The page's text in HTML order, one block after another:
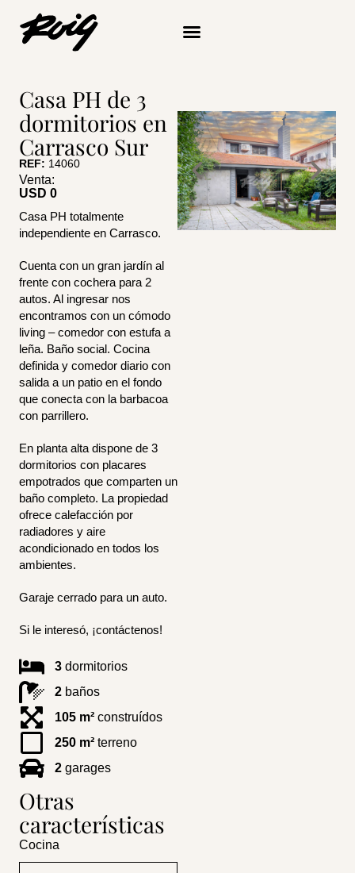
contenido
Casa PH de 3
dormitorios en
Carrasco Sur
REF: 14060
Venta:
USD 0
Casa PH totalmente
independiente en Carrasco.
Cuenta con un gran jardín al
frente con cochera para 2
autos. Al ingresar nos
encontramos con un cómodo
living – comedor con estufa a
leña. Baño social. Cocina
definida y comedor diario con
salida a un patio en el fondo
que conecta con la barbacoa
con parrillero.
En planta alta dispone de 3
dormitorios con placares
empotrados que comparten un
baño completo. La propiedad
ofrece calefacción por
radiadores y aire
acondicionado en todos los
ambientes.
Garaje cerrado para un auto.
Si le interesó, ¡contáctenos!
3 dormitorios
2 baños
105 m² construídos
250 m² terreno
2 garages
Otras
características
Cocina